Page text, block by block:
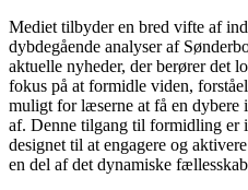
Mediet tilbyder en bred vifte af
dybdegående analyser af
aktuelle nyheder, der berører det
fokus på at formidle viden,
muligt for læserne at få en dybere
af. Denne tilgang til formidling er
designet til at engagere og
en del af det dynamiske